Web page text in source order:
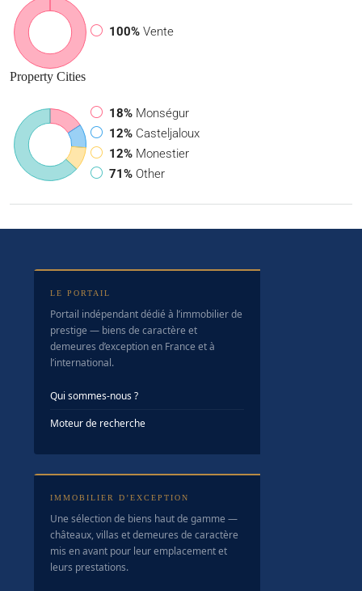
100% Vente
Property Cities
18% Monségur
12% Casteljaloux
12% Monestier
71% Other
LE PORTAIL
Portail indépendant dédié à l’immobilier de
prestige — biens de caractère et
demeures d’exception en France et à
l’international.
Qui sommes-nous ?
Moteur de recherche
IMMOBILIER D’EXCEPTION
Une sélection de biens haut de gamme —
châteaux, villas et demeures de caractère
mis en avant pour leur emplacement et
leurs prestations.